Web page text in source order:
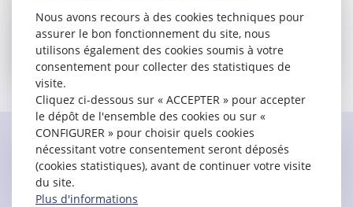
En cours de rédaction
ContacterAurore LE ROY DE
LA CHOHINIÈRE
Nous avons recours à des cookies techniques pour
assurer le bon fonctionnement du site, nous
utilisons également des cookies soumis à votre
consentement pour collecter des statistiques de
visite.
Cliquez ci-dessous sur « ACCEPTER » pour accepter
le dépôt de l'ensemble des cookies ou sur «
CONFIGURER » pour choisir quels cookies
nécessitant votre consentement seront déposés
(cookies statistiques), avant de continuer votre visite
du site.
Plus d'informations